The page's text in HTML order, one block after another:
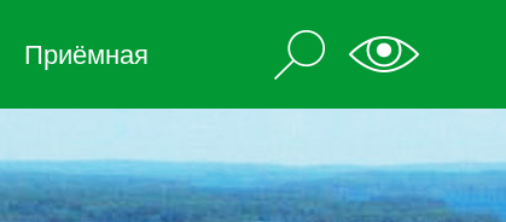
Приёмная